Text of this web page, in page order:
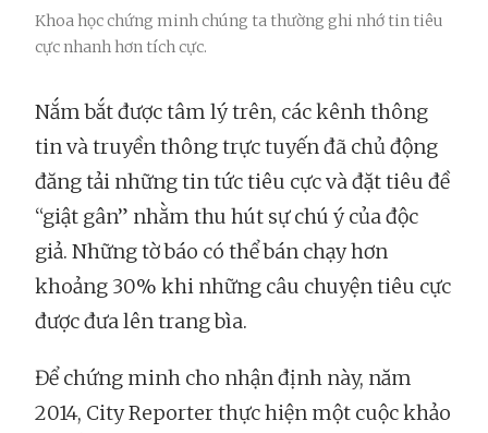
Khoa học chứng minh chúng ta thường ghi nhớ tin tiêu
cực nhanh hơn tích cực.
Nắm bắt được tâm lý trên, các kênh thông
tin và truyền thông trực tuyến đã chủ động
đăng tải những tin tức tiêu cực và đặt tiêu đề
“giật gân” nhằm thu hút sự chú ý của độc
giả. Những tờ báo có thể bán chạy hơn
khoảng 30% khi những câu chuyện tiêu cực
được đưa lên trang bìa.
Để chứng minh cho nhận định này, năm
2014, City Reporter thực hiện một cuộc khảo